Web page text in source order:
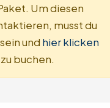
Um diesen
musst du
und hier klicken
buchen.